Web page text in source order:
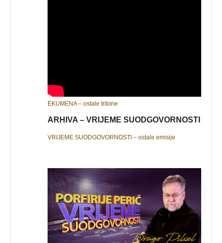
EKUMENA – ostale tribine
ARHIVA – VRIJEME SUODGOVORNOSTI
VRIJEME SUODGOVORNOSTI – ostale emisije